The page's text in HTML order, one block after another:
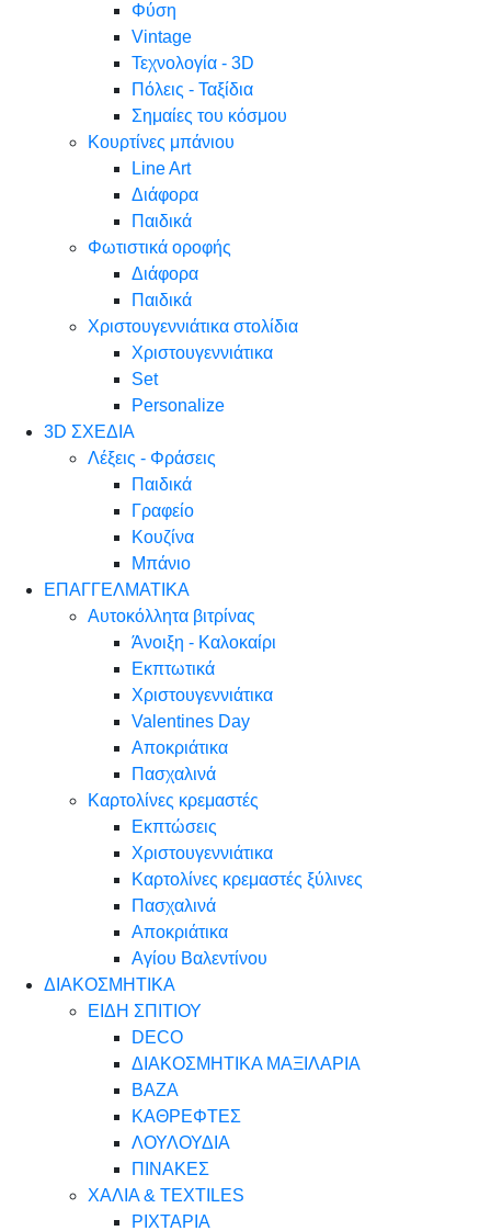
Φύση
Vintage
Τεχνολογία - 3D
Πόλεις - Ταξίδια
Σημαίες του κόσμου
Κουρτίνες μπάνιου
Line Art
Διάφορα
Παιδικά
Φωτιστικά οροφής
Διάφορα
Παιδικά
Χριστουγεννιάτικα στολίδια
Χριστουγεννιάτικα
Set
Personalize
3D ΣΧΕΔΙΑ
Λέξεις - Φράσεις
Παιδικά
Γραφείο
Κουζίνα
Μπάνιο
ΕΠΑΓΓΕΛΜΑΤΙΚΑ
Αυτοκόλλητα βιτρίνας
Άνοιξη - Καλοκαίρι
Εκπτωτικά
Χριστουγεννιάτικα
Valentines Day
Αποκριάτικα
Πασχαλινά
Καρτολίνες κρεμαστές
Εκπτώσεις
Χριστουγεννιάτικα
Καρτολίνες κρεμαστές ξύλινες
Πασχαλινά
Αποκριάτικα
Αγίου Βαλεντίνου
ΔΙΑΚΟΣΜΗΤΙΚΑ
ΕΙΔΗ ΣΠΙΤΙΟΥ
DECO
ΔΙΑΚΟΣΜΗΤΙΚΑ ΜΑΞΙΛΑΡΙΑ
ΒΑΖΑ
ΚΑΘΡΕΦΤΕΣ
ΛΟΥΛΟΥΔΙΑ
ΠΙΝΑΚΕΣ
ΧΑΛΙΑ & TEXTILES
ΡΙΧΤΑΡΙΑ